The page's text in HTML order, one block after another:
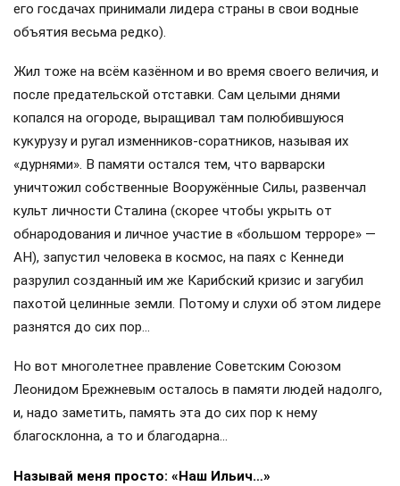
его госдачах принимали лидера страны в свои водные
объятия весьма редко).
Жил тоже на всём казённом и во время своего величия, и
после предательской отставки. Сам целыми днями
копался на огороде, выращивал там полюбившуюся
кукурузу и ругал изменников-соратников, называя их
«дурнями». В памяти остался тем, что варварски
уничтожил собственные Вооружённые Силы, развенчал
культ личности Сталина (скорее чтобы укрыть от
обнародования и личное участие в «большом терроре» —
АН), запустил человека в космос, на паях с Кеннеди
разрулил созданный им же Карибский кризис и загубил
пахотой целинные земли. Потому и слухи об этом лидере
разнятся до сих пор…
Но вот многолетнее правление Советским Союзом
Леонидом Брежневым осталось в памяти людей надолго,
и, надо заметить, память эта до сих пор к нему
благосклонна, а то и благодарна…
Называй меня просто: «Наш Ильич…»